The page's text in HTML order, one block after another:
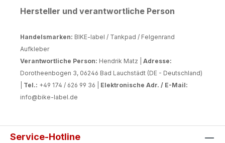
Hersteller und verantwortliche Person
Handelsmarken: BIKE-label / Tankpad / Felgenrand
Aufkleber
Verantwortliche Person: Hendrik Matz | Adresse:
Dorotheenbogen 3, 06246 Bad Lauchstädt (DE - Deutschland)
Tel.: +49 174 / 626 99 36 | Elektronische Adr. / E-Mail:
info@bike-label.de
Service-Hotline